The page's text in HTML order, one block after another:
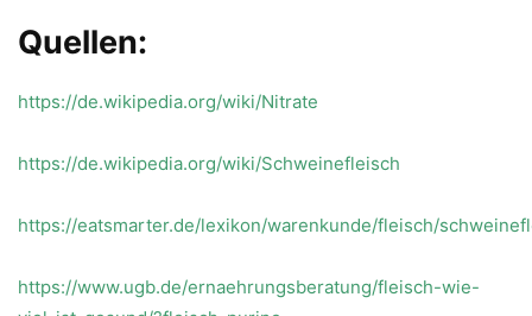
Quellen:
https://de.wikipedia.org/wiki/Nitrate
https://de.wikipedia.org/wiki/Schweinefleisch
https://eatsmarter.de/lexikon/warenkunde/fleisch/
https://www.ugb.de/ernaehrungsberatung/fleisch-wie-